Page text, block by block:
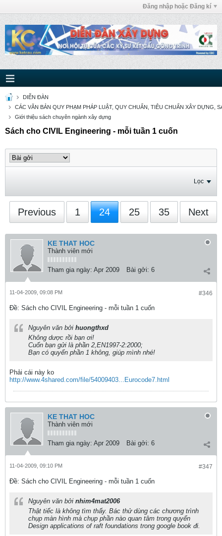
Đăng nhập hoặc Đăng kí
DIỄN ĐÀN
CÁC VĂN BẢN QUY PHẠM PHÁP LUẬT, QUY CHUẨN, TIÊU CHUẨN XÂY DỰNG,
Giới thiệu sách chuyên ngành xây dựng
Sách cho CIVIL Engineering - mỗi tuần 1 cuốn
Lọc
Previous 1 24 25 35 Next
KE THAT HOC
Thành viên mới
Tham gia ngày: Apr 2009 Bài gởi: 6
#346
11-04-2009, 09:08 PM
Ðề: Sách cho CIVIL Engineering - mỗi tuần 1 cuốn
Nguyên văn bởi huongthxd
Không dược rồi bạn ơi!
Cuốn bạn gửi là phần 2,EN1997-2:2000;
Bạn có quyển phần 1 không, giúp mình nhé!
Phải cái này ko
http://www.4shared.com/file/54009403...Eurocode7.html
KE THAT HOC
Thành viên mới
Tham gia ngày: Apr 2009 Bài gởi: 6
#347
11-04-2009, 09:10 PM
Ðề: Sách cho CIVIL Engineering - mỗi tuần 1 cuốn
Nguyên văn bởi nhim4mat2006
Thật tiếc là không tìm thấy. Bác thử dùng các chương trình
chụp màn hình mà chụp phần nào quan tâm trong quyển
Design applications of raft foundations trong google book đi.